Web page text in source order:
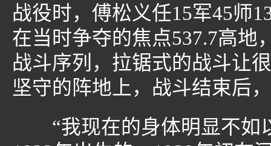
战役时，傅松义任15军45师
在当时争夺的焦点537.7高地
战斗序列，拉锯式的战斗让
坚守的阵地上，战斗结束后
“我现在的身体明显不如